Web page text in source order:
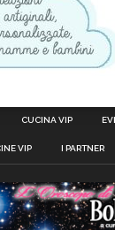
CUCINA VIP
VIP I PARTNER